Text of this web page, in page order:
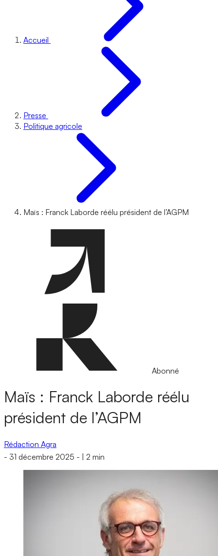
Accueil
Presse
Politique agricole
Maïs : Franck Laborde réélu président de l’AGPM
Abonné
Maïs : Franck Laborde réélu
président de l’AGPM
Rédaction Agra
- 31 décembre 2025 - 2 min